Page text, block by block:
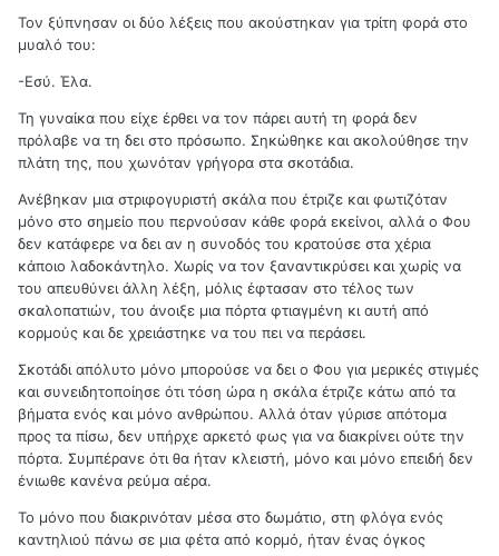
Τον ξύπνησαν οι δύο λέξεις που ακούστηκαν για τρίτη φορά στο
μυαλό του:
-Εσύ. Έλα.
Τη γυναίκα που είχε έρθει να τον πάρει αυτή τη φορά δεν
πρόλαβε να τη δει στο πρόσωπο. Σηκώθηκε και ακολούθησε την
πλάτη της, που χωνόταν γρήγορα στα σκοτάδια.
Ανέβηκαν μια στριφογυριστή σκάλα που έτριζε και φωτιζόταν
μόνο στο σημείο που περνούσαν κάθε φορά εκείνοι, αλλά ο Φου
δεν κατάφερε να δει αν η συνοδός του κρατούσε στα χέρια
κάποιο λαδοκάντηλο. Χωρίς να τον ξαναντικρύσει και χωρίς να
του απευθύνει άλλη λέξη, μόλις έφτασαν στο τέλος των
σκαλοπατιών, του άνοιξε μια πόρτα φτιαγμένη κι αυτή από
κορμούς και δε χρειάστηκε να του πει να περάσει.
Σκοτάδι απόλυτο μόνο μπορούσε να δει ο Φου για μερικές στιγμές
και συνειδητοποίησε ότι τόση ώρα η σκάλα έτριζε κάτω από τα
βήματα ενός και μόνο ανθρώπου. Αλλά όταν γύρισε απότομα
προς τα πίσω, δεν υπήρχε αρκετό φως για να διακρίνει ούτε την
πόρτα. Συμπέρανε ότι θα ήταν κλειστή, μόνο και μόνο επειδή δεν
ένιωθε κανένα ρεύμα αέρα.
Το μόνο που διακρινόταν μέσα στο δωμάτιο, στη φλόγα ενός
καντηλιού πάνω σε μια φέτα από κορμό, ήταν ένας όγκος